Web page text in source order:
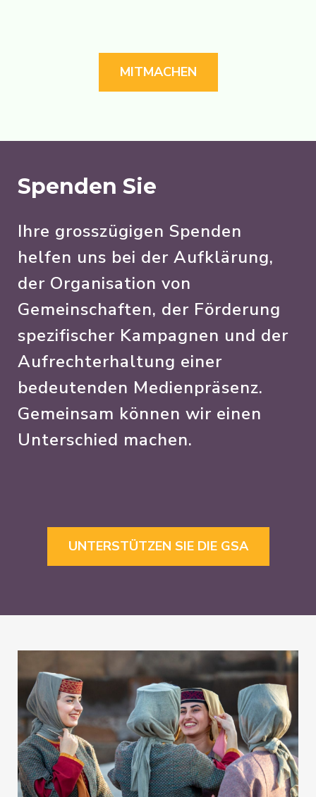
MITMACHEN
Spenden Sie
Ihre grosszügigen Spenden
helfen uns bei der Aufklärung,
der Organisation von
Gemeinschaften, der Förderung
spezifischer Kampagnen und der
Aufrechterhaltung einer
bedeutenden Medienpräsenz.
Gemeinsam können wir einen
Unterschied machen.
UNTERSTÜTZEN SIE DIE GSA